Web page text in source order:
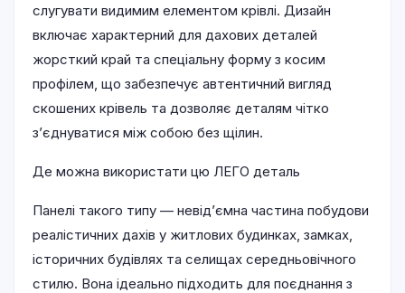
слугувати видимим елементом крівлі. Дизайн
включає характерний для дахових деталей
жорсткий край та спеціальну форму з косим
профілем, що забезпечує автентичний вигляд
скошених крівель та дозволяє деталям чітко
з’єднуватися між собою без щілин.
Де можна використати цю ЛЕГО деталь
Панелі такого типу — невід’ємна частина побудови
реалістичних дахів у житлових будинках, замках,
історичних будівлях та селищах середньовічного
стилю. Вона ідеально підходить для поєднання з